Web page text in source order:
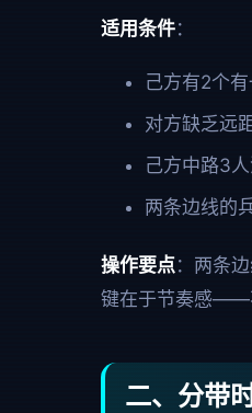
适用条件：
己方有2个
对方缺乏远
己方中路3
两条边线的
操作要点：两条
键在于节奏感——
二、分带